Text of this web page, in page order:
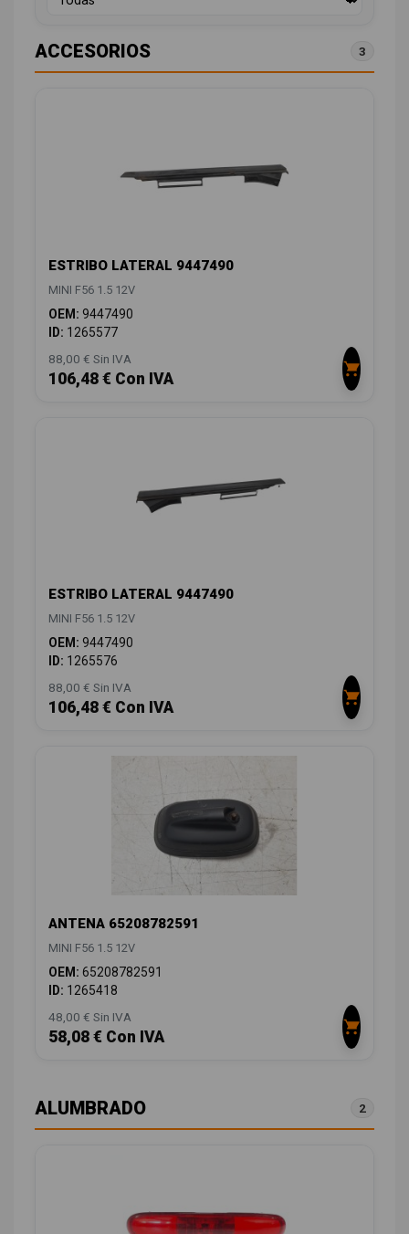
ACCESORIOS 3
ESTRIBO LATERAL 9447490
MINI F56 1.5 12V
OEM: 9447490
ID: 1265577
88,00 € Sin IVA
106,48 € Con IVA
ESTRIBO LATERAL 9447490
MINI F56 1.5 12V
OEM: 9447490
ID: 1265576
88,00 € Sin IVA
106,48 € Con IVA
ANTENA 65208782591
MINI F56 1.5 12V
OEM: 65208782591
ID: 1265418
48,00 € Sin IVA
58,08 € Con IVA
ALUMBRADO 2